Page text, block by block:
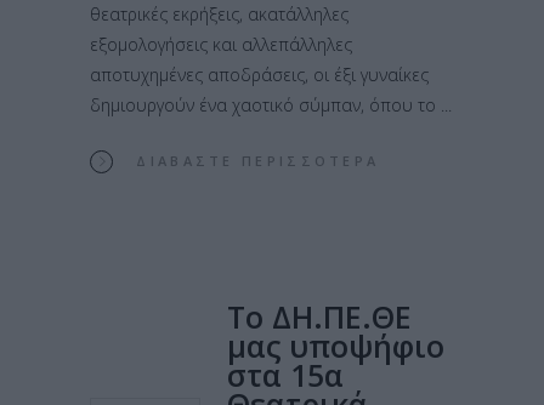
θεατρικές εκρήξεις, ακατάλληλες
εξομολογήσεις και αλλεπάλληλες
αποτυχημένες αποδράσεις, οι έξι γυναίκες
δημιουργούν ένα χαοτικό σύμπαν, όπου το
ΔΙΑΒΆΣΤΕ ΠΕΡΙΣΣΌΤΕΡΑ
Το ΔΗ.ΠΕ.ΘΕ
μας υποψήφιο
στα 15α